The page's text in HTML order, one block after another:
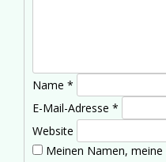
Name *
E-Mail-Adresse *
Website
Meinen Namen,